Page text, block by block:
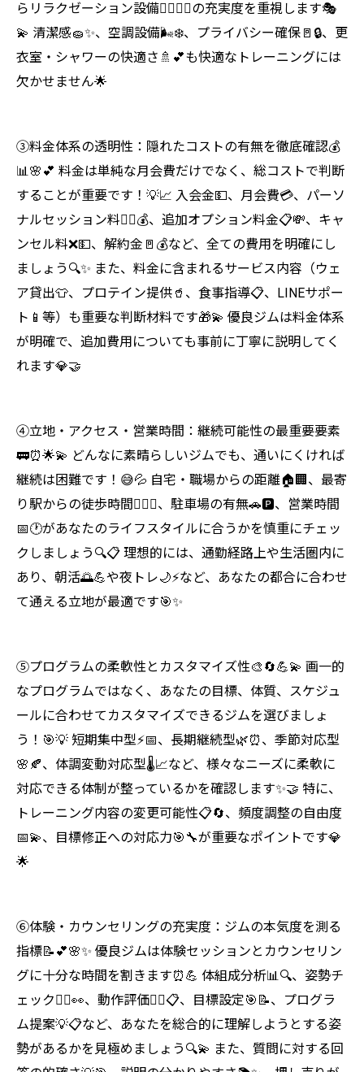
らリラクゼーション設備🧘‍♀️💆‍♀️の充実度を重視します🎭
💫 清潔感🧽✨、空調設備🌬️❄️、プライバシー確保🚪🔒、更
衣室・シャワーの快適さ🚿💕も快適なトレーニングには
欠かせません🌟
③料金体系の透明性：隠れたコストの有無を徹底確認💰
📊🌸💕 料金は単純な月会費だけでなく、総コストで判断
することが重要です！💡📈 入会金💵、月会費💳、パーソ
ナルセッション料🏋️‍♀️💰、追加オプション料金📋💸、キャ
ンセル料❌💵、解約金🚪💰など、全ての費用を明確にし
ましょう🔍✨ また、料金に含まれるサービス内容（ウェ
ア貸出👕、プロテイン提供🥤、食事指導📋、LINEサポー
ト📱等）も重要な判断材料です🎁💫 優良ジムは料金体系
が明確で、追加費用についても事前に丁寧に説明してく
れます💎🤝
④立地・アクセス・営業時間：継続可能性の最重要要素
🚃⏰🌟💫 どんなに素晴らしいジムでも、通いにくければ
継続は困難です！😅💦 自宅・職場からの距離🏠🏢、最寄
り駅からの徒歩時間🚶‍♀️⏰、駐車場の有無🚗🅿️、営業時間
📅🕐があなたのライフスタイルに合うかを慎重にチェッ
クしましょう🔍📋 理想的には、通勤経路上や生活圏内に
あり、朝活🌅💪や夜トレ🌙⚡など、あなたの都合に合わせ
て通える立地が最適です🎯✨
⑤プログラムの柔軟性とカスタマイズ性🎨🔄💪💫 画一的
なプログラムではなく、あなたの目標、体質、スケジュ
ールに合わせてカスタマイズできるジムを選びましょ
う！🎯💡 短期集中型⚡📅、長期継続型🌿⏰、季節対応型
🌸🍂、体調変動対応型🌡️📈など、様々なニーズに柔軟に
対応できる体制が整っているかを確認します✨🤝 特に、
トレーニング内容の変更可能性📋🔄、頻度調整の自由度
📅💫、目標修正への対応力🎯🔧が重要なポイントです💎
🌟
⑥体験・カウンセリングの充実度：ジムの本気度を測る
指標📝💕🌸✨ 優良ジムは体験セッションとカウンセリン
グに十分な時間を割きます⏰💪 体組成分析📊🔍、姿勢チ
ェック🧘‍♀️👀、動作評価🤸‍♀️📋、目標設定🎯📝、プログラ
ム提案💡📋など、あなたを総合的に理解しようとする姿
勢があるかを見極めましょう🔍💫 また、質問に対する回